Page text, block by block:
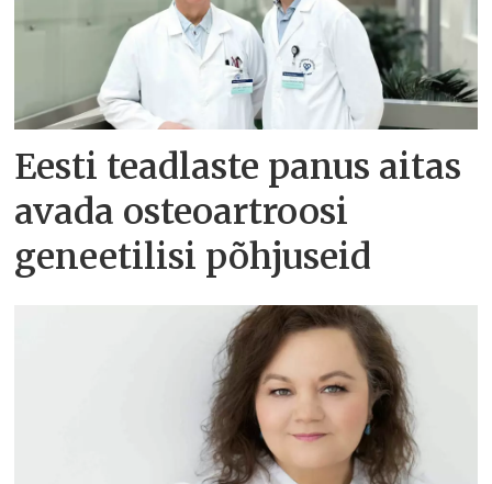
Eesti teadlaste panus aitas
avada osteoartroosi
geneetilisi põhjuseid